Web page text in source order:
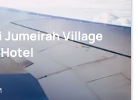
Village